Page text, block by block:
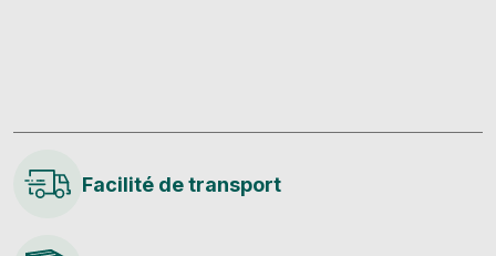
Facilité de transport